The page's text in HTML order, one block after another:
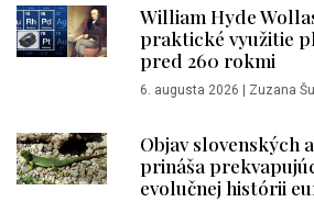
William Hyde
praktické využitie
pred 260 rokmi
6. augusta 2026 Zuzana
Objav slovenských
prináša
evolučnej histórii